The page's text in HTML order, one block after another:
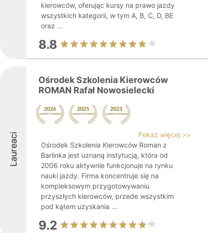
kierowców, oferując kursy na prawo jazdy
wszystkich kategorii, w tym A, B, C, D, BE
oraz ...
8.8
Laureaci
Ośrodek Szkolenia Kierowców
ROMAN Rafał Nowosielecki
Pokaż więcej >>
Ośrodek Szkolenia Kierowców Roman z
Barlinka jest uznaną instytucją, która od
2006 roku aktywnie funkcjonuje na rynku
nauki jazdy. Firma koncentruje się na
kompleksowym przygotowywaniu
przyszłych kierowców, przede wszystkim
pod kątem uzyskania ...
9.2